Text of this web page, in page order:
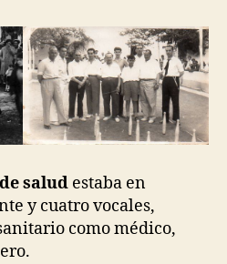
salud estaba en
y cuatro vocales,
como médico,